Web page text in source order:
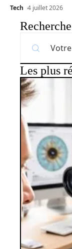
Tech 4 juillet 2026
Recherche
Les plus